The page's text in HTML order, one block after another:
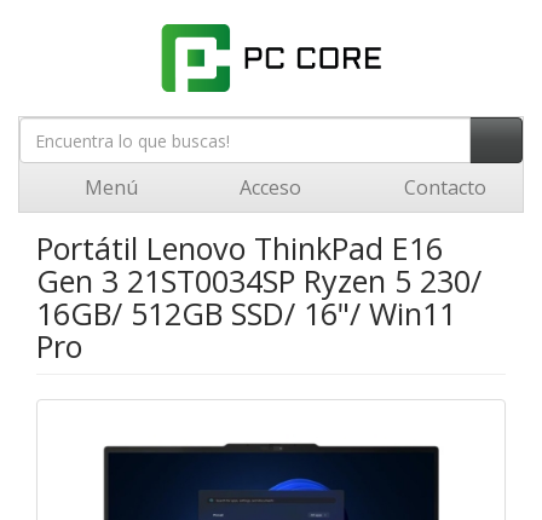
Menú Acceso Contacto
Portátil Lenovo ThinkPad E16
Gen 3 21ST0034SP Ryzen 5 230/
16GB/ 512GB SSD/ 16"/ Win11
Pro